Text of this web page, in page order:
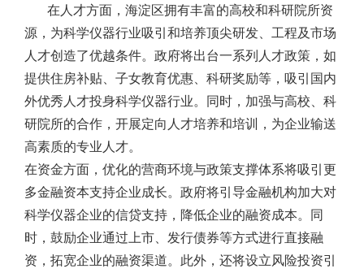
在人才方面，海淀区拥有丰富的高校和科研院所资
源，为科学仪器行业吸引和培养顶尖研发、工程及市场
人才创造了优越条件。政府将出台一系列人才政策，如
提供住房补贴、子女教育优惠、科研奖励等，吸引国内
外优秀人才投身科学仪器行业。同时，加强与高校、科
研院所的合作，开展定向人才培养和培训，为企业输送
高素质的专业人才。
在资金方面，优化的营商环境与政策支撑体系将吸引更
多金融资本支持企业成长。政府将引导金融机构加大对
科学仪器企业的信贷支持，降低企业的融资成本。同
时，鼓励企业通过上市、发行债券等方式进行直接融
资，拓宽企业的融资渠道。此外，还将设立风险投资引